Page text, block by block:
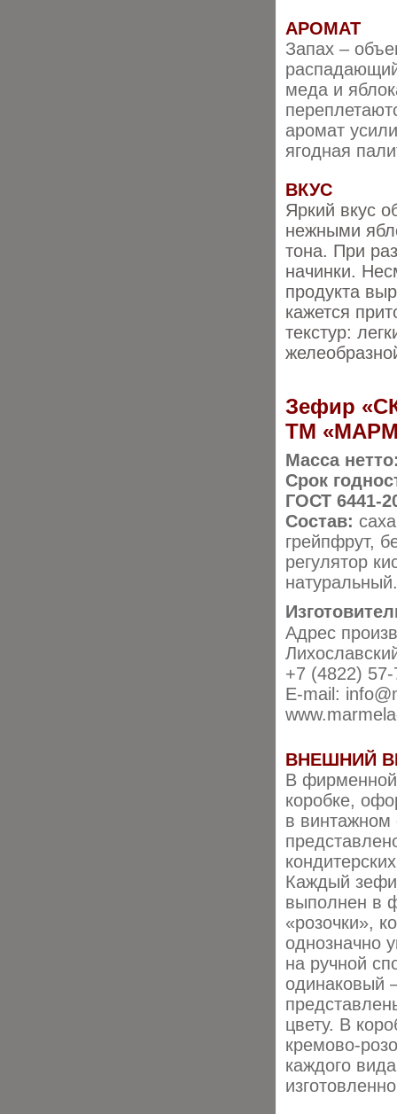
АРОМАТ
Запах –
меда и
аромат
ягодная
ВКУС
Яркий вкус
нежными
тона. При
начинки.
продукта
кажется
текстур:
Зефир
ТМ
Масса
Срок
ГОСТ 6441-
Состав:
грейпфрут,
регулятор
натуральный.
Адрес
+7 (4822)
E-mail:
ВНЕШНИЙ
В фирменной
коробке,
в винтажном
Каждый
выполнен в
«розочки»,
однозначно
на ручной
одинаковый
цвету. В
кремово-
каждого